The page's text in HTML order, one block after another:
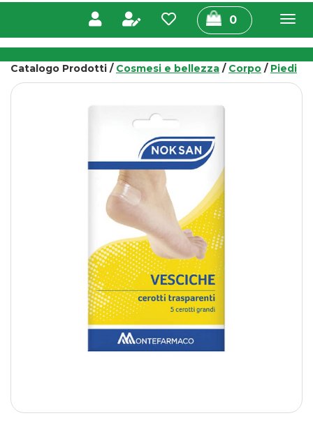
0prodotti
inseriti
Catalogo Prodotti / Cosmesi e bellezza / Corpo / Piedi